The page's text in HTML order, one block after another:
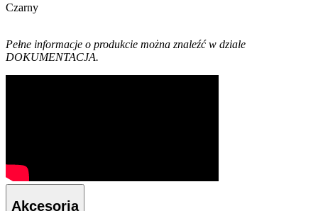
Czarny
Pełne informacje o produkcie można znaleźć w dziale
DOKUMENTACJA.
Akcesoria